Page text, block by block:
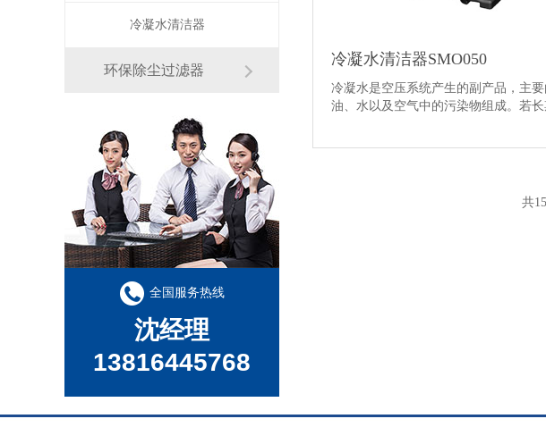
冷凝水清洁器SMO050
冷凝水是空压系统产生的副产品，主要
油、水以及空气中的污染物组成。若长
共
冷凝水清洁器
环保除尘过滤器
全国服务热线
沈经理
13816445768